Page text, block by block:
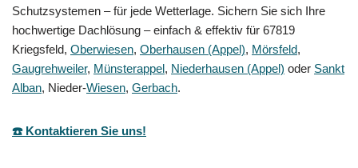
Schutzsystemen – für jede Wetterlage. Sichern Sie sich Ihre
hochwertige Dachlösung – einfach & effektiv für 67819
Kriegsfeld, Oberwiesen, Oberhausen (Appel), Mörsfeld,
Gaugrehweiler, Münsterappel, Niederhausen (Appel) oder Sankt
Alban, Nieder-Wiesen, Gerbach.
☎️ Kontaktieren Sie uns!